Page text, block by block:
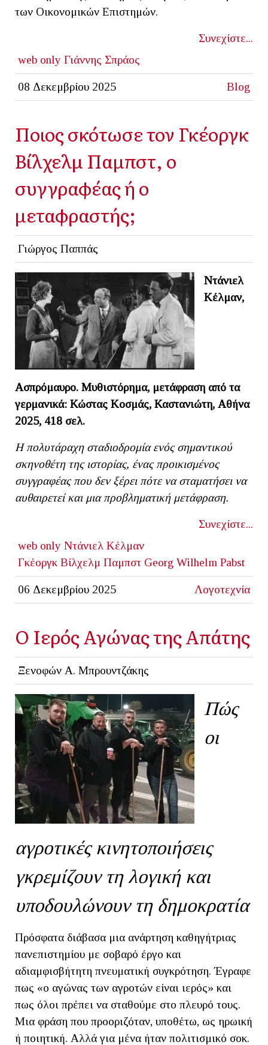
των Οικονομικών Επιστημών.
Συνεχίστε...
web only Γιάννης Σπράος
08 Δεκεμβρίου 2025 Blog
Ποιος σκότωσε τον Γκέοργκ
Βίλχελμ Παμπστ, ο
συγγραφέας ή ο
μεταφραστής;
Γιώργος Παππάς
Ντάνιελ
Κέλμαν,
Ασπρόμαυρο. Μυθιστόρημα, μετάφραση από τα
γερμανικά: Κώστας Κοσμάς, Καστανιώτη, Αθήνα
2025, 418 σελ.
Η πολυτάραχη σταδιοδρομία ενός σημαντικού
σκηνοθέτη της ιστορίας, ένας προικισμένος
συγγραφέας που δεν ξέρει πότε να σταματήσει να
αυθαιρετεί και μια προβληματική μετάφραση.
Συνεχίστε...
web only Ντάνιελ Κέλμαν
Γκέοργκ Βίλχελμ Παμπστ Georg Wilhelm Pabst
06 Δεκεμβρίου 2025 Λογοτεχνία
Ο Ιερός Αγώνας της Απάτης
Ξενοφών Α. Μπρουντζάκης
Πώς
οι
αγροτικές κινητοποιήσεις
γκρεμίζουν τη λογική και
υποδουλώνουν τη δημοκρατία
Πρόσφατα διάβασα μια ανάρτηση καθηγήτριας
πανεπιστημίου με σοβαρό έργο και
αδιαμφισβήτητη πνευματική συγκρότηση. Έγραφε
πως «ο αγώνας των αγροτών είναι ιερός» και
πως όλοι πρέπει να σταθούμε στο πλευρό τους.
Μια φράση που προοριζόταν, υποθέτω, ως ηρωική
ή ποιητική. Αλλά για μένα ήταν πολιτισμικό σοκ.